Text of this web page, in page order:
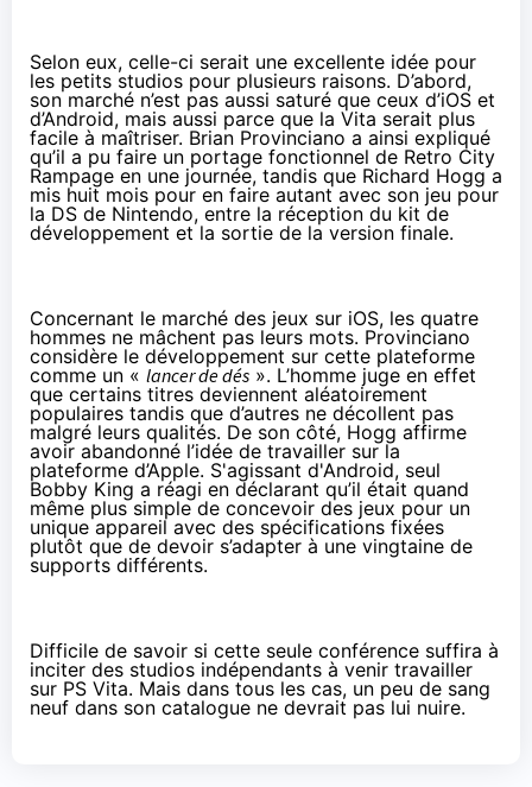
Selon eux, celle-ci serait une excellente idée pour
les petits studios pour plusieurs raisons. D’abord,
son marché n’est pas aussi saturé que ceux d’iOS et
d’Android, mais aussi parce que la Vita serait plus
facile à maîtriser. Brian Provinciano a ainsi expliqué
qu’il a pu faire un portage fonctionnel de Retro City
Rampage en une journée, tandis que Richard Hogg a
mis huit mois pour en faire autant avec son jeu pour
la DS de Nintendo, entre la réception du kit de
développement et la sortie de la version finale.
Concernant le marché des jeux sur iOS, les quatre
hommes ne mâchent pas leurs mots. Provinciano
considère le développement sur cette plateforme
comme un « lancer de dés ». L’homme juge en effet
que certains titres deviennent aléatoirement
populaires tandis que d’autres ne décollent pas
malgré leurs qualités. De son côté, Hogg affirme
avoir abandonné l’idée de travailler sur la
plateforme d’Apple. S'agissant d'Android, seul
Bobby King a réagi en déclarant qu’il était quand
même plus simple de concevoir des jeux pour un
unique appareil avec des spécifications fixées
plutôt que de devoir s’adapter à une vingtaine de
supports différents.
Difficile de savoir si cette seule conférence suffira à
inciter des studios indépendants à venir travailler
sur PS Vita. Mais dans tous les cas, un peu de sang
neuf dans son catalogue ne devrait pas lui nuire.